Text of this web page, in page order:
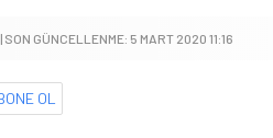
GÜNCELLENME: 5 MART 2020 11:16
OL